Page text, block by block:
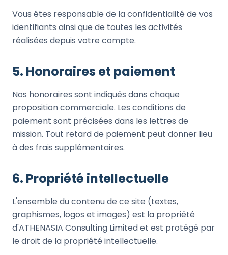
Vous êtes responsable de la confidentialité de vos
identifiants ainsi que de toutes les activités
réalisées depuis votre compte.
5. Honoraires et paiement
Nos honoraires sont indiqués dans chaque
proposition commerciale. Les conditions de
paiement sont précisées dans les lettres de
mission. Tout retard de paiement peut donner lieu
à des frais supplémentaires.
6. Propriété intellectuelle
L'ensemble du contenu de ce site (textes,
graphismes, logos et images) est la propriété
d'ATHENASIA Consulting Limited et est protégé par
le droit de la propriété intellectuelle.